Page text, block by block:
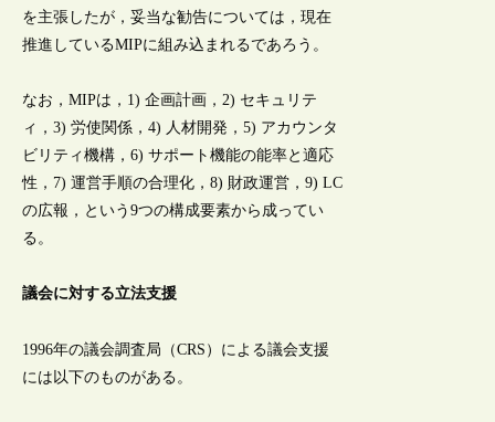
を主張したが，妥当な勧告については，現在
推進しているMIPに組み込まれるであろう。
なお，MIPは，1) 企画計画，2) セキュリテ
ィ，3) 労使関係，4) 人材開発，5) アカウンタ
ビリティ機構，6) サポート機能の能率と適応
性，7) 運営手順の合理化，8) 財政運営，9) LC
の広報，という9つの構成要素から成ってい
る。
議会に対する立法支援
1996年の議会調査局（CRS）による議会支援
には以下のものがある。